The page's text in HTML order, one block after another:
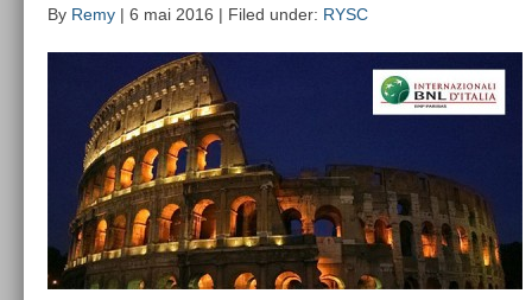
By Remy | 6 mai 2016 | Filed under: RYSC